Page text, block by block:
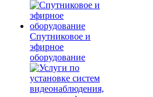
Спутниковое и
эфирное
оборудование